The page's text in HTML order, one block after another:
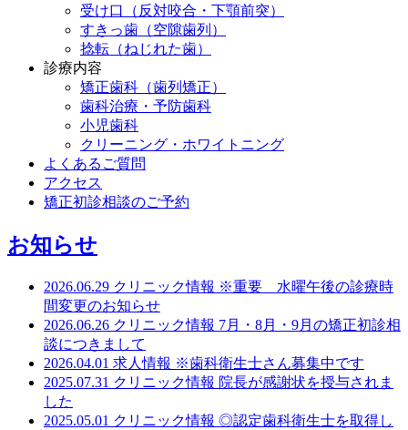
受け口（反対咬合・下顎前突）
すきっ歯（空隙歯列）
捻転（ねじれた歯）
診療内容
矯正歯科（歯列矯正）
歯科治療・予防歯科
小児歯科
クリーニング・ホワイトニング
よくあるご質問
アクセス
矯正初診相談のご予約
お知らせ
2026.06.29 クリニック情報 ※重要 水曜午後の診療時
間変更のお知らせ
2026.06.26 クリニック情報 7月・8月・9月の矯正初診相
談につきまして
2026.04.01 求人情報 ※歯科衛生士さん募集中です
2025.07.31 クリニック情報 院長が感謝状を授与されま
した
2025.05.01 クリニック情報 ◎認定歯科衛生士を取得し